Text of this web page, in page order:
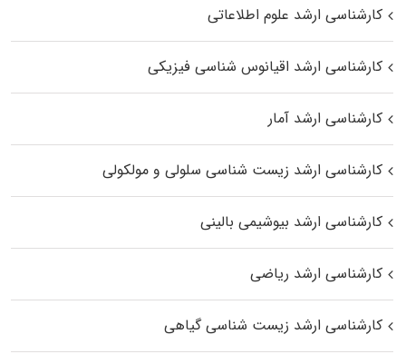
کارشناسی ارشد علوم اطلاعاتی
کارشناسی ارشد اقیانوس‌ شناسی فیزیکی
کارشناسی ارشد آمار
کارشناسی ارشد زیست شناسی سلولی و مولکولی
کارشناسی ارشد بیوشیمی بالینی
کارشناسی ارشد ریاضی
کارشناسی ارشد زیست‌ شناسی گیاهی